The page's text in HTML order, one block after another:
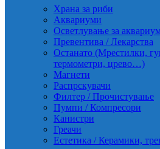
Храна за риби
Аквариуми
Осветлување за
Превентива / Лекарства
Останато (Мрестилки,
термометри, црево…)
Магнети
Распрскувачи
Филтер / Прочистување
Пумпи / Компресори
Канистри
Греачи
Естетика / Керамики,